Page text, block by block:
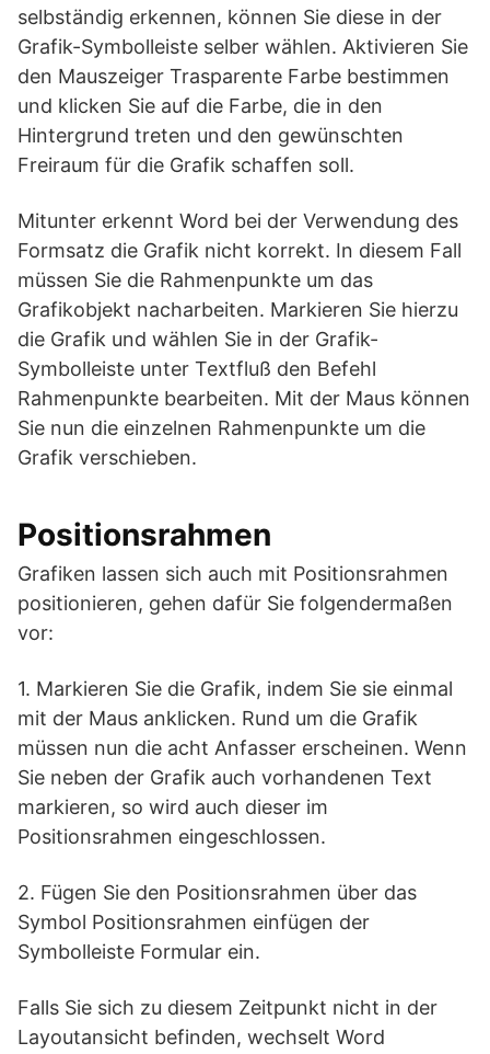
selbständig erkennen, können Sie diese in der
Grafik-Symbolleiste selber wählen. Aktivieren Sie
den Mauszeiger Trasparente Farbe bestimmen
und klicken Sie auf die Farbe, die in den
Hintergrund treten und den gewünschten
Freiraum für die Grafik schaffen soll.
Mitunter erkennt Word bei der Verwendung des
Formsatz die Grafik nicht korrekt. In diesem Fall
müssen Sie die Rahmenpunkte um das
Grafikobjekt nacharbeiten. Markieren Sie hierzu
die Grafik und wählen Sie in der Grafik-
Symbolleiste unter Textfluß den Befehl
Rahmenpunkte bearbeiten. Mit der Maus können
Sie nun die einzelnen Rahmenpunkte um die
Grafik verschieben.
Positionsrahmen
Grafiken lassen sich auch mit Positionsrahmen
positionieren, gehen dafür Sie folgendermaßen
vor:
1. Markieren Sie die Grafik, indem Sie sie einmal
mit der Maus anklicken. Rund um die Grafik
müssen nun die acht Anfasser erscheinen. Wenn
Sie neben der Grafik auch vorhandenen Text
markieren, so wird auch dieser im
Positionsrahmen eingeschlossen.
2. Fügen Sie den Positionsrahmen über das
Symbol Positionsrahmen einfügen der
Symbolleiste Formular ein.
Falls Sie sich zu diesem Zeitpunkt nicht in der
Layoutansicht befinden, wechselt Word